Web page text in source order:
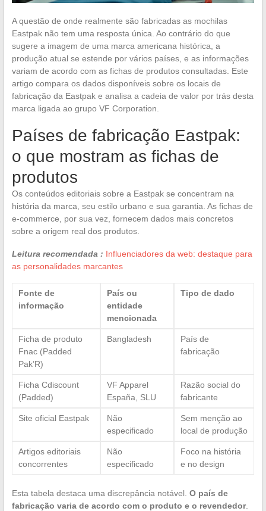
A questão de onde realmente são fabricadas as mochilas
Eastpak não tem uma resposta única. Ao contrário do que
sugere a imagem de uma marca americana histórica, a
produção atual se estende por vários países, e as informações
variam de acordo com as fichas de produtos consultadas. Este
artigo compara os dados disponíveis sobre os locais de
fabricação da Eastpak e analisa a cadeia de valor por trás desta
marca ligada ao grupo VF Corporation.
Países de fabricação Eastpak:
o que mostram as fichas de
produtos
Os conteúdos editoriais sobre a Eastpak se concentram na
história da marca, seu estilo urbano e sua garantia. As fichas de
e-commerce, por sua vez, fornecem dados mais concretos
sobre a origem real dos produtos.
Leitura recomendada : Influenciadores da web: destaque para
as personalidades marcantes
Fonte de
informação
País ou
entidade
mencionada
Tipo de dado
Ficha de produto
Fnac (Padded
Pak’R)
Bangladesh
País de
fabricação
Ficha Cdiscount
(Padded)
VF Apparel
España, SLU
Razão social do
fabricante
Site oficial Eastpak
Não
especificado
Sem menção ao
local de produção
Artigos editoriais
concorrentes
Não
especificado
Foco na história
e no design
Esta tabela destaca uma discrepância notável. O país de
fabricação varia de acordo com o produto e o revendedor.